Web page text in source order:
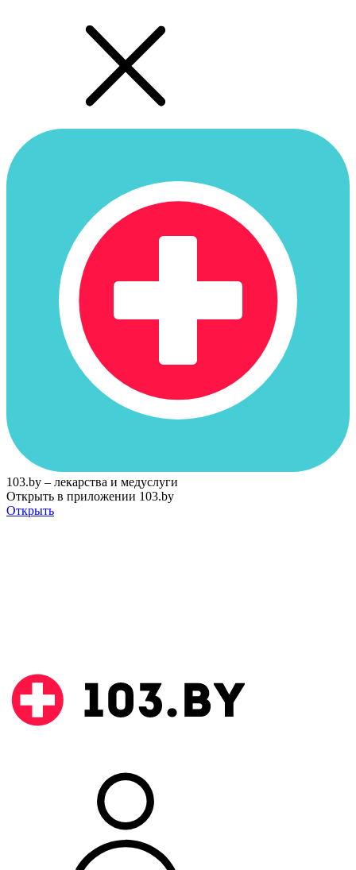
103.by – лекарства и медуслуги
Открыть в приложении 103.by
Открыть